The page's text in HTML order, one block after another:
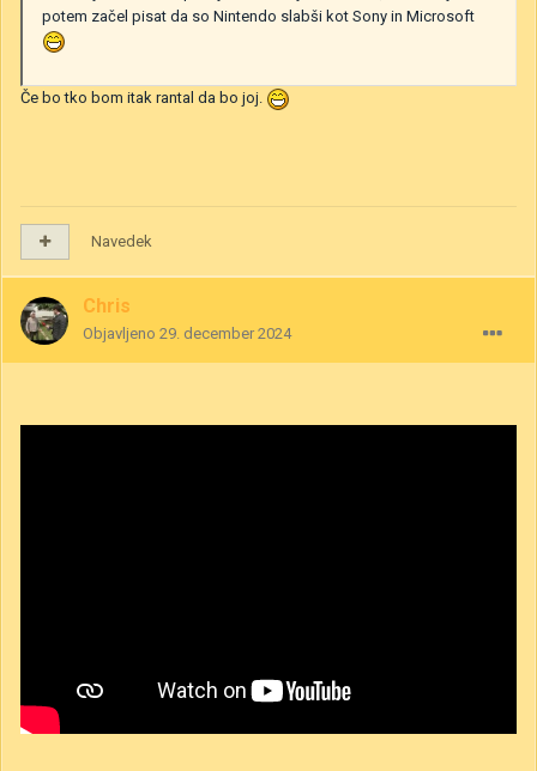
potem začel pisat da so Nintendo slabši kot Sony in Microsoft
Če bo tko bom itak rantal da bo joj.
Navedek
Chris
Objavljeno 29. december 2024